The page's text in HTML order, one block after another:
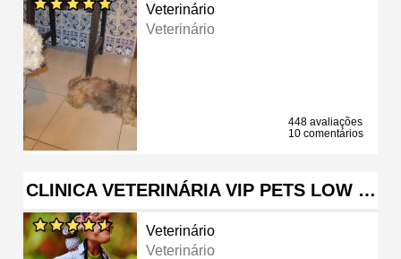
Veterinário
Veterinário
448 avaliações
10 comentários
CLINICA VETERINÁRIA VIP PETS LOW …
Veterinário
Veterinário